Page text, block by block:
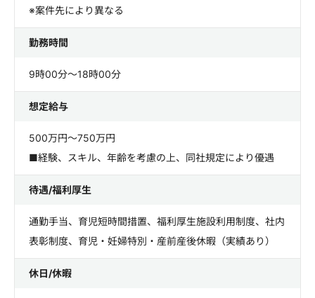
※案件先により異なる
勤務時間
9時00分～18時00分
想定給与
500万円～750万円
■経験、スキル、年齢を考慮の上、同社規定により優遇
待遇/福利厚生
通勤手当、育児短時間措置、福利厚生施設利用制度、社内
表彰制度、育児・妊婦特別・産前産後休暇（実績あり）
休日/休暇